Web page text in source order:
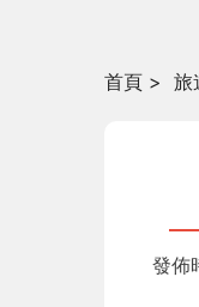
首頁 > 旅
發佈